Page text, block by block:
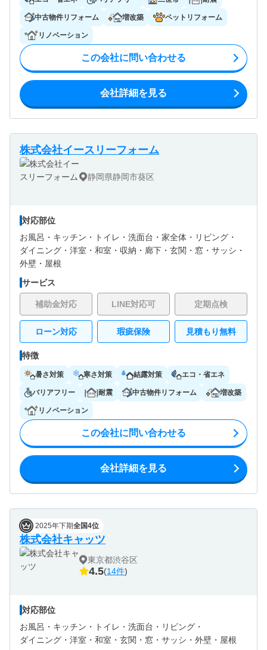
中古物件リフォーム 増改築 ペットリフォーム
リノベーション
この会社に問い合わせる
会社詳細を見る
株式会社イースリーフォーム
静岡県静岡市葵区
対応部位
お風呂・ キッチン・ トイレ・ 洗面台・ 家全体・ リビング・
ダイニング・ 洋室・ 和室・ 収納・ 廊下・ 玄関・ 窓・サッシ・
外壁・ 屋根
サービス
補助金対応 LINE対応可 定期点検
ローン対応 瑕疵保険 見積もり無料
特徴
暑さ対策 寒さ対策 結露対策 エコ・省エネ
バリアフリー 耐震 中古物件リフォーム 増改築
リノベーション
この会社に問い合わせる
会社詳細を見る
2025年下期全国4位
株式会社キャッツ
東京都渋谷区
4.5(14件)
対応部位
お風呂・ キッチン・ トイレ・ 洗面台・ リビング・
ダイニング・ 洋室・ 和室・ 玄関・ 窓・サッシ・ 外壁・ 屋根